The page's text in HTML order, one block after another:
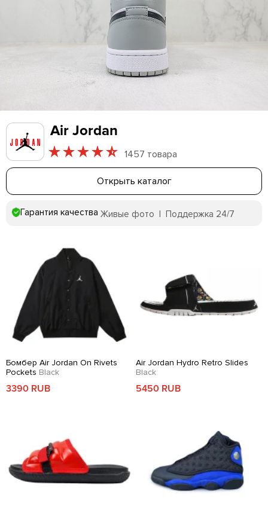
Air Jordan
1457 товара
Открыть каталог
Гарантия качества Живые фото | Поддержка 24/7
Бомбер Air Jordan On Rivets
Pockets Black
3390 RUB
Air Jordan Hydro Retro Slides
Black
5450 RUB